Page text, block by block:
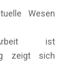
Wesen
ist
zeigt sich